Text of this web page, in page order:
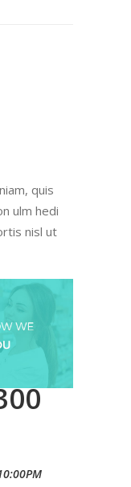
quis
ulm hedi
nisl ut